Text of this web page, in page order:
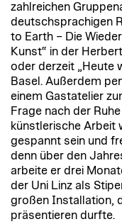
zahlreichen
deutschsprachigen
to Earth – Die
Kunst“ in der
oder derzeit „Heute
Basel. Außerdem
einem Gastatelier
Frage nach der
künstlerische Arbeit
gespannt sein und
denn über den
arbeite er drei
der Uni Linz als
großen Installation,
präsentieren durfte.